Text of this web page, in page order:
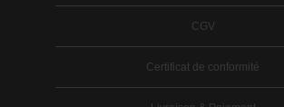
CGV
Certificat de conformité